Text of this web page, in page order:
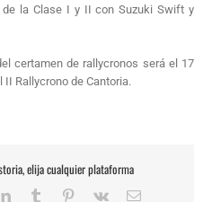
la Clase I y II con Suzuki Swift y
certamen de rallycronos será el 17
Rallycrono de Cantoria.
elija cualquier plataforma
LinkedInTumblr Pinterest
Vk
Correo